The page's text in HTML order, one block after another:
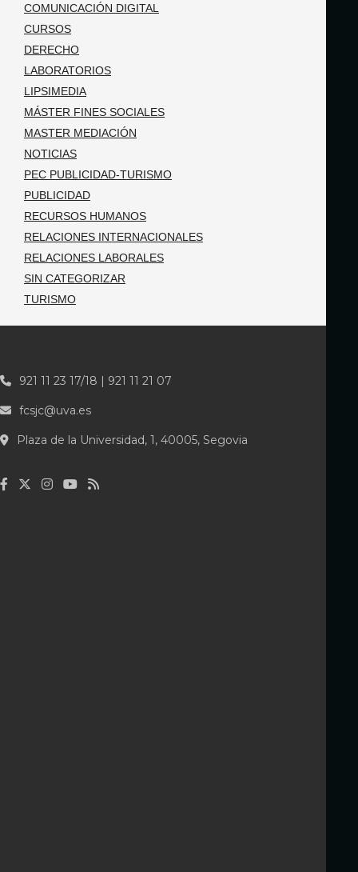
COMUNICACIÓN DIGITAL
CURSOS
DERECHO
LABORATORIOS
LIPSIMEDIA
MÁSTER FINES SOCIALES
MASTER MEDIACIÓN
NOTICIAS
PEC PUBLICIDAD-TURISMO
PUBLICIDAD
RECURSOS HUMANOS
RELACIONES INTERNACIONALES
RELACIONES LABORALES
SIN CATEGORIZAR
TURISMO
921 11 23 17/18 | 921 11 21 07
fcsjc@uva.es
Plaza de la Universidad, 1, 40005, Segovia